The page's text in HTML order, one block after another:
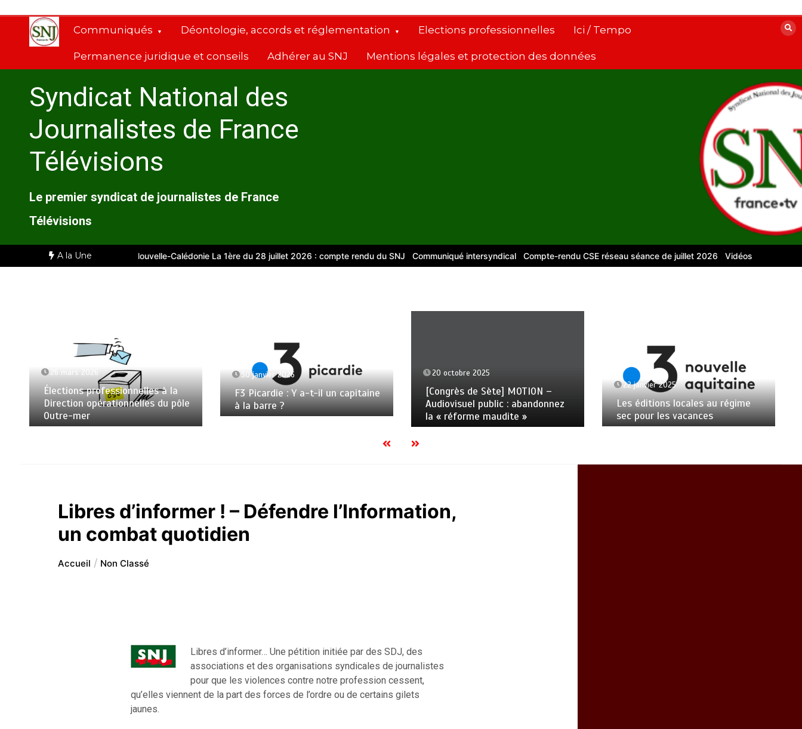
contenu
Communiqués Déontologie, accords et réglementation Elections professionnelles Ici / Tempo
Permanence juridique et conseils Adhérer au SNJ Mentions légales et protection des données
Syndicat National des
Journalistes de France
Télévisions
Le premier syndicat de journalistes de France
Télévisions
A la Une
Comité d’entreprise de Nouvelle-Calédonie La 1ère du 28 juillet 2026 : compte rendu du SNJ Communiqué intersyndical Compte-rendu CSE réseau séance de juillet 2026 Vidéos pour le numérique
26 mars 2026
Élections professionnelles à la
Direction opérationnelles du pôle
Outre-mer
30 janvier 2026
F3 Picardie : Y a-t-il un capitaine
à la barre ?
20 octobre 2025
[Congrès de Sète] MOTION –
Audiovisuel public : abandonnez
la « réforme maudite »
22 janvier 2025
Les éditions locales au régime
sec pour les vacances
Libres d’informer ! – Défendre l’Information,
un combat quotidien
Accueil Non Classé
Libres d’informer… Une pétition initiée par des SDJ, des
associations et des organisations syndicales de journalistes
pour que les violences contre notre profession cessent,
qu’elles viennent de la part des forces de l’ordre ou de certains gilets
jaunes.